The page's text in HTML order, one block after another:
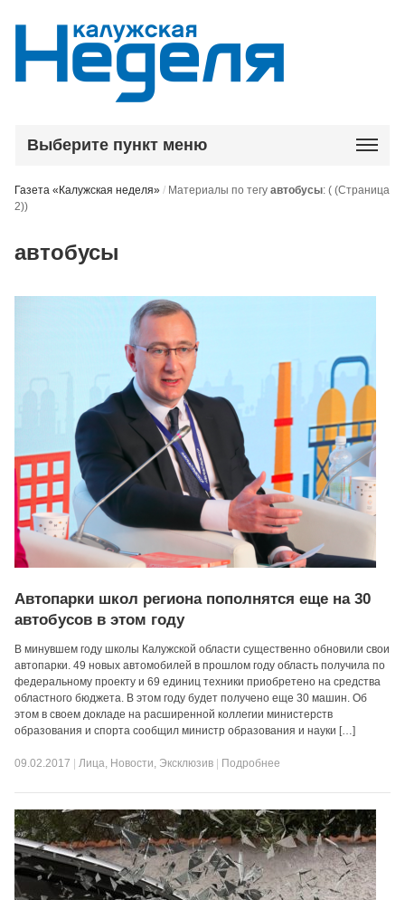
Выберите пункт меню
Газета «Калужская неделя» / Материалы по тегуавтобусы: ( (Страница
2))
автобусы
Автопарки школ региона пополнятся еще на 30
автобусов в этом году
В минувшем году школы Калужской области существенно обновили свои
автопарки. 49 новых автомобилей в прошлом году область получила по
федеральному проекту и 69 единиц техники приобретено на средства
областного бюджета. В этом году будет получено еще 30 машин. Об
этом в своем докладе на расширенной коллегии министерств
образования и спорта сообщил министр образования и науки […]
09.02.2017 |Лица, Новости, Эксклюзив Подробнее